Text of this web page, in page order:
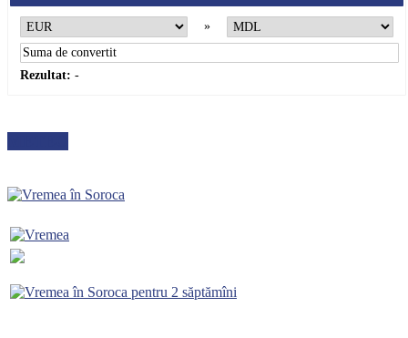
»
Rezultat: -